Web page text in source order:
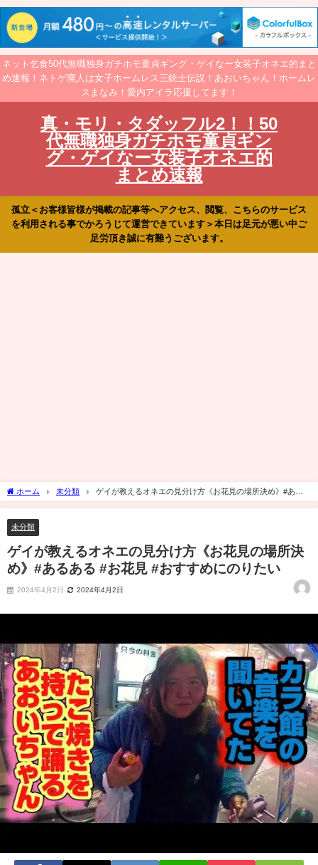
ネット乞食50代無職独身ガチホモ童貞ギング・ゲイなー女装子オネエ的まと
め速報！ネトゲ廃人は女子ホームレス三銃士伝説！あおいちゃん！ホームレ
スまなみ！愛内アイラ応援してます！
真・モリ・タダッフル2！！50
代無職独身ガチホモ童貞ギン
グ・ゲイなー女装子オネエ的
まとめ速報
孤立＜お客様皆様が掲載の記事等へアクセス、閲覧、こちらのサービス
を利用される事でかろうじて運営できています＞本日は足元が悪い中ご
足労頂き誠に有難うございます。
ホーム 未分類
ゲイが教えるオネエの見分け方《お花見の場所決め》#ある
ある #お花見 #おすすめにのりたい
未分類
ゲイが教えるオネエの見分け方《お花見の場所決
め》#あるある #お花見 #おすすめにのりたい
2024年4月2日 2024年4月2日